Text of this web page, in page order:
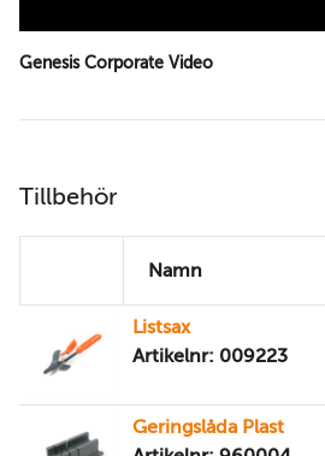
Genesis Corporate Video
Tillbehör
Namn
Listsax
Artikelnr: 009223
Geringslåda Plast